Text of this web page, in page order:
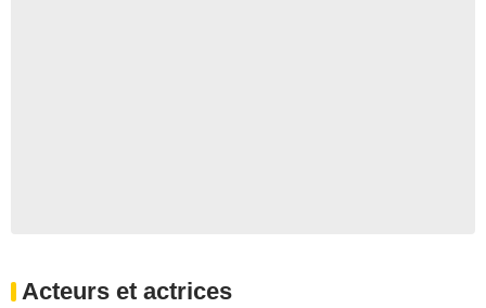
Acteurs et actrices